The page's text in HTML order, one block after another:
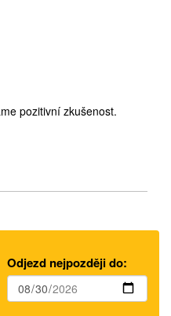
pozitivní zkušenost.
Odjezd nejpozději do: